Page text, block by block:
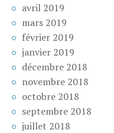
avril 2019
mars 2019
février 2019
janvier 2019
décembre 2018
novembre 2018
octobre 2018
septembre 2018
juillet 2018